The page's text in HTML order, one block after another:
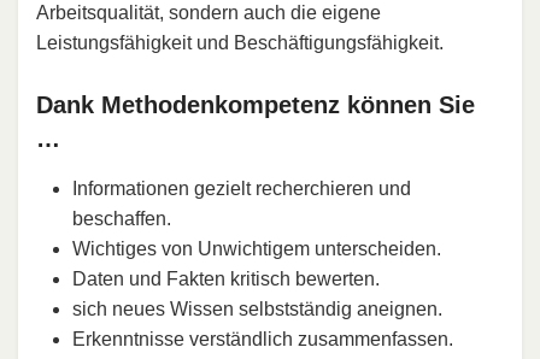
Arbeitsqualität, sondern auch die eigene
Leistungsfähigkeit und Beschäftigungsfähigkeit.
Dank Methodenkompetenz können Sie
…
Informationen gezielt recherchieren und
beschaffen.
Wichtiges von Unwichtigem unterscheiden.
Daten und Fakten kritisch bewerten.
sich neues Wissen selbstständig aneignen.
Erkenntnisse verständlich zusammenfassen.